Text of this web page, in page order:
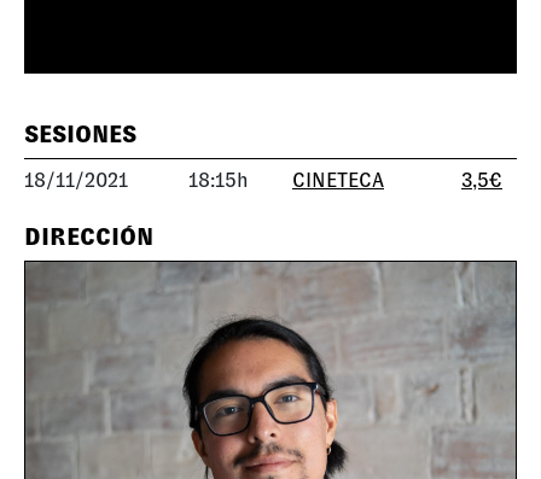
SESIONES
18/11/2021 18:15h CINETECA 3,5€
DIRECCIÓN